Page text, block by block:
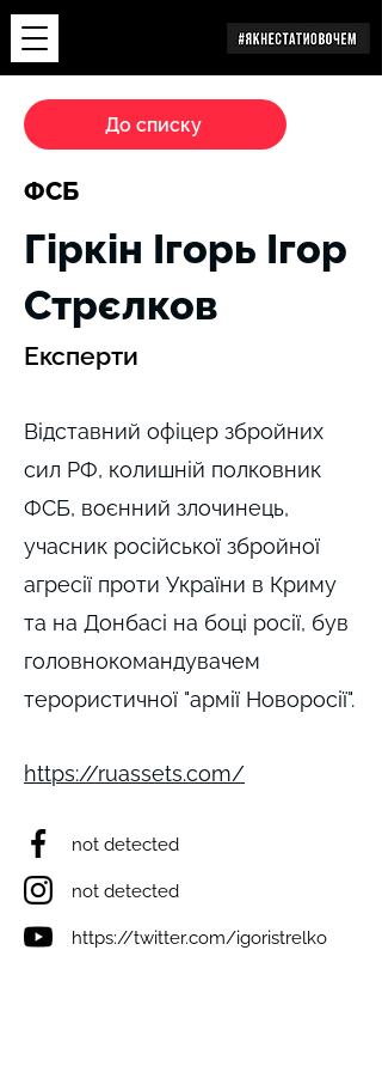
До списку
ФСБ
Експерти
Гіркін Ігорь Ігор
Стрєлков
Відставний офіцер збройних
сил РФ, колишній полковник
ФСБ, воєнний злочинець,
учасник російської збройної
агресії проти України в Криму
та на Донбасі на боці росії, був
головнокомандувачем
терористичної "армії Новоросії".
https://ruassets.com/
not detected
not detected
https://twitter.com/igoristrelko